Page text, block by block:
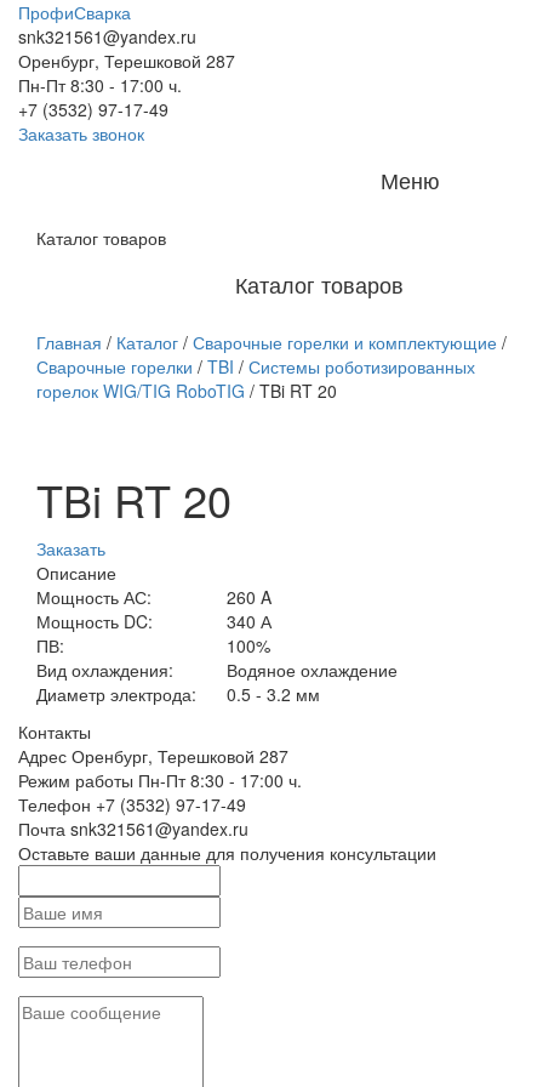
ПрофиСварка
snk321561@yandex.ru
Оренбург, Терешковой 287
Пн-Пт 8:30 - 17:00 ч.
+7 (3532) 97-17-49
Заказать звонок
Меню
Каталог товаров
Каталог товаров
Главная / Каталог / Сварочные горелки и комплектующие /
Сварочные горелки / TBI / Системы роботизированных
горелок WIG/TIG RoboTIG / TBi RT 20
TBi RT 20
Заказать
Описание
Мощность АС:
260 A
Мощность DC:
340 А
ПВ:
100%
Вид охлаждения: Водяное охлаждение
Диаметр электрода:
0.5 - 3.2 мм
Контакты
Адрес Оренбург, Терешковой 287
Режим работы Пн-Пт 8:30 - 17:00 ч.
Телефон +7 (3532) 97-17-49
Почта snk321561@yandex.ru
Оставьте ваши данные для получения консультации